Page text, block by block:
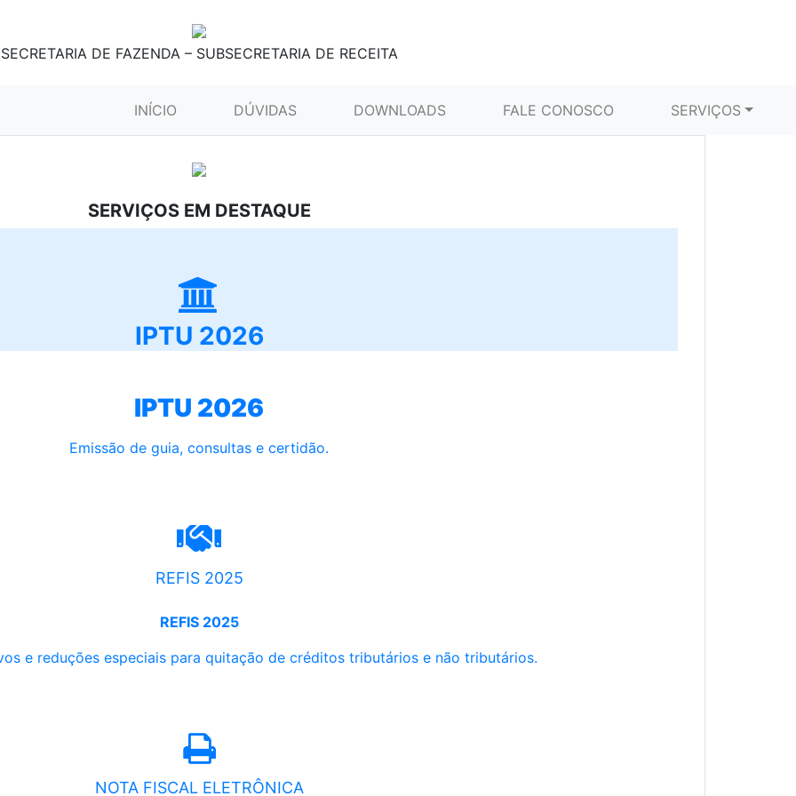
SECRETARIA DE FAZENDA – SUBSECRETARIA DE RECEITA
INÍCIO (CURRENT)DÚVIDAS DOWNLOADS FALE CONOSCO SERVIÇOS
SERVIÇOS EM DESTAQUE
IPTU 2026
IPTU 2026
Emissão de guia, consultas e certidão.
REFIS 2025
REFIS 2025
e reduções especiais para quitação de créditos tributários e não tributários.
NOTA FISCAL ELETRÔNICA